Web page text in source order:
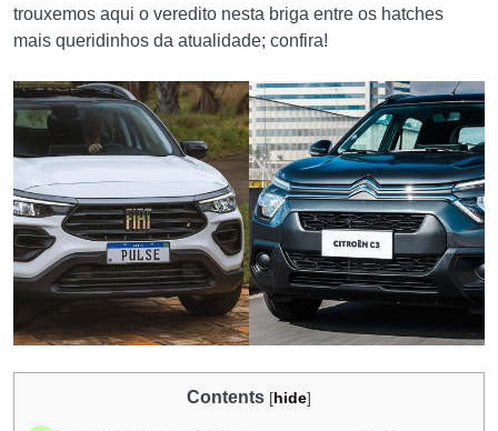
trouxemos aqui o veredito nesta briga entre os hatches
mais queridinhos da atualidade; confira!
Contents [hide]